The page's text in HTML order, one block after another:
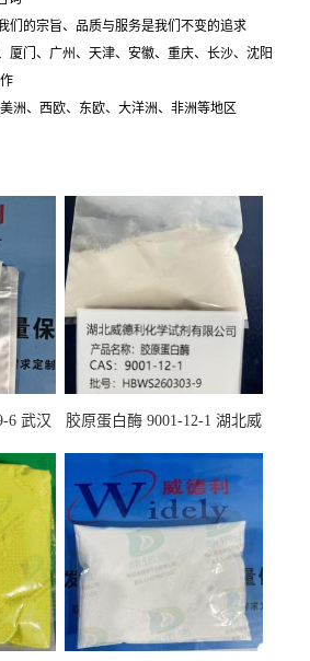
们的宗旨、品质与服务是我们不变的追求
厦门、广州、天津、安徽、重庆、长沙、沈阳
洲、西欧、东欧、大洋洲、非洲等地区
6 武汉
胶原蛋白酶 9001-12-1 湖北威